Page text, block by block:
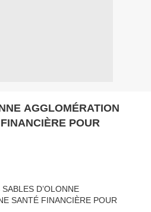
AGGLOMÉRATION
POUR